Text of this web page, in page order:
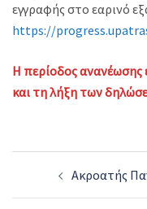
εγγραφής στο εαρινό
https://
Η περίοδος ανανέωσης
και τη λήξη των
navigation
Ακροατής